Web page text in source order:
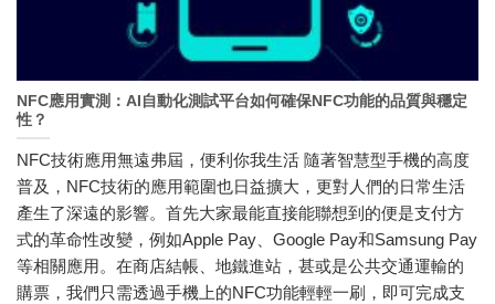
NFC應用實測：AI自動化測試平台如何確保NFC功能的品質與穩定
性？
NFC技術應用無遠弗屆，便利你我生活 隨著智慧型手機的高度
普及，NFC技術的應用範圍也日益擴大，更對人們的日常生活
產生了深遠的影響。首先大家最能直接能聯想到的便是支付方
式的革命性改變，例如Apple Pay、Google Pay和Samsung Pay
等相關應用。在商店結帳、地鐵進站，甚或是公共交通運輸的
購票，我們只需透過手機上的NFC功能輕輕一刷，即可完成支